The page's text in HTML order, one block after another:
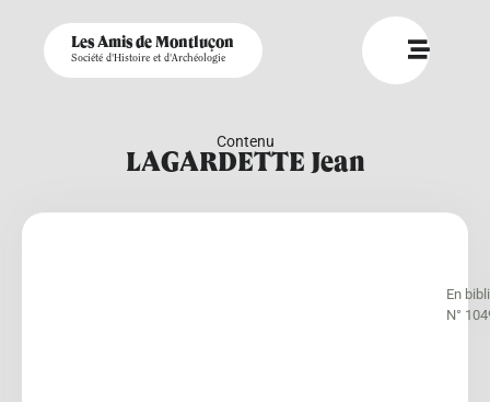
Les Amis de Montluçon
Société d'Histoire et d'Archéologie
Contenu
LAGARDETTE Jean
En
N°